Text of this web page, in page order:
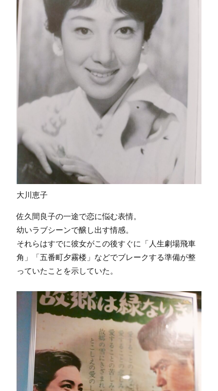
大川恵子
佐久間良子の一途で恋に悩む表情。
幼いラブシーンで醸し出す情感。
それらはすでに彼女がこの後すぐに「人生劇場飛車
角」「五番町夕霧楼」などでブレークする準備が整
っていたことを示していた。